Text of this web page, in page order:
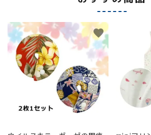
favorite